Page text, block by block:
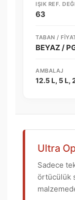
IŞIK REF.
63
TABAN /
BEYAZ /
AMBALAJ
12.5 L, 5 L,
Ultra
Sadece
örtücülük